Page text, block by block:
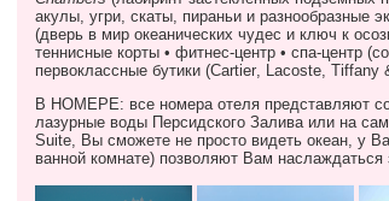
акулы, угри, скаты, пираньи и разнообразные
(дверь в мир океанических чудес и ключ к
теннисные корты • фитнес-центр • спа-центр
первоклассные бутики (Cartier Lacoste Tiffany
В НОМЕРЕ: все номера отеля представляют
лазурные воды Персидского Залива или на
Suite , Вы сможете не просто видеть океан, у
ванной комнате) позволяют Вам